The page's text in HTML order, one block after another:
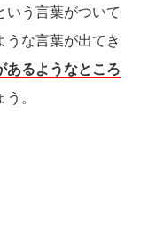
いう言葉がついて
うな言葉が出てき
あるようなところ
。